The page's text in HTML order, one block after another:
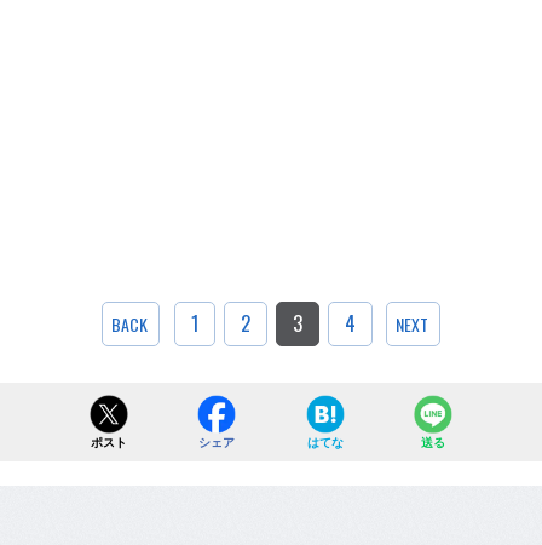
BACK 1 2 3 4 NEXT
ポスト シェア はてな 送る